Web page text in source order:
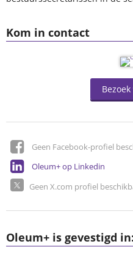
Kom in contact
Geen Facebook-profiel
Oleum+ op Linkedin
Geen X.com profiel
Oleum+ is gevestigd in: